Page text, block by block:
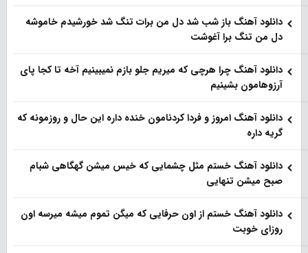
دانلود آهنگ باز شب شد دل من برات تنگ شد خورشیدم خاموشه
دل من تنگ برا آغوشت
دانلود آهنگ چرا هرچی که میریم جلو بازم نمیبینیم آخه تا کجا پای
آرزوهامون بشینیم
دانلود آهنگ امروز و فردا کردنامون خنده داره این حال و روزمونه که
گریه داره
دانلود آهنگ خستم مثل چشمایی که خیس میشن گهگاهی شبام
صبح میشن تنهایی
دانلود آهنگ خستم از اون حرفایی که میگن تموم میشه میرسه اون
روزای خوبت